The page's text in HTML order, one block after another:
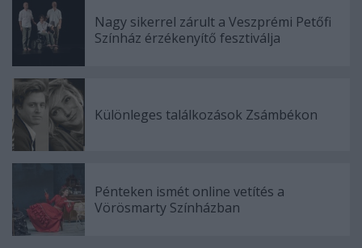
Nagy sikerrel zárult a Veszprémi Petőfi
Színház érzékenyítő fesztiválja
Különleges találkozások Zsámbékon
Pénteken ismét online vetítés a
Vörösmarty Színházban